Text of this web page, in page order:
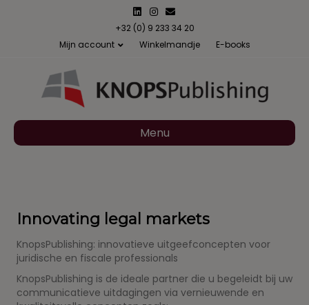
LinkedinInstagram
Email
+32 (0) 9 233 34 20
Mijn account
Winkelmandje E-books
Menu
Innovating legal markets
KnopsPublishing: innovatieve uitgeefconcepten voor
juridische en fiscale professionals
KnopsPublishing is de ideale partner die u begeleidt bij uw
communicatieve uitdagingen via vernieuwende en